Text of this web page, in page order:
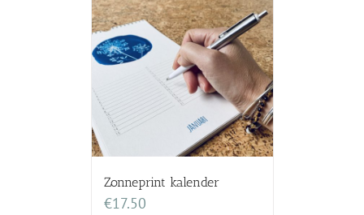
Zonneprint kalender
€17.50